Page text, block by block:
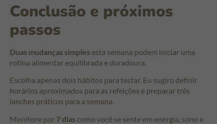
Conclusão e próximos
passos
Duas mudanças simples esta semana podem iniciar uma
rotina alimentar equilibrada e duradoura.
Escolha apenas dois hábitos para testar. Eu sugiro definir
horários aproximados para as refeições e preparar três
lanches práticos para a semana.
Monitore por 7 dias como você se sente em energia, sono e